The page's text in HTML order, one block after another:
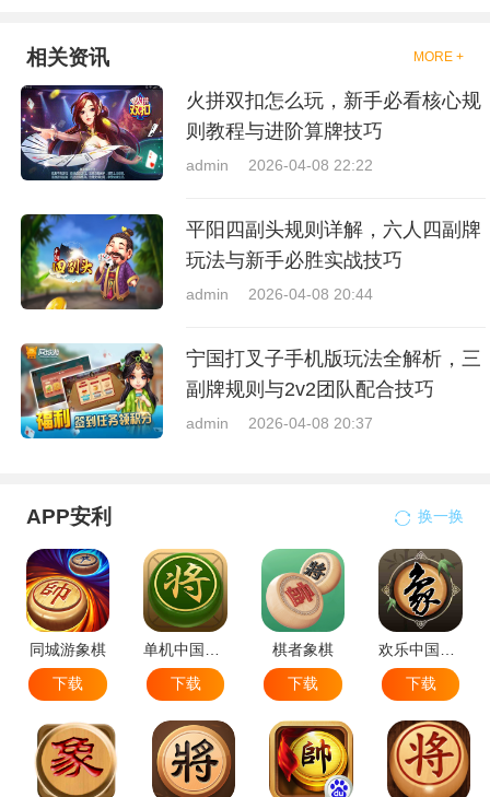
相关资讯 MORE +
火拼双扣怎么玩，新手必看核心规
则教程与进阶算牌技巧
admin 2026-04-08 22:22
平阳四副头规则详解，六人四副牌
玩法与新手必胜实战技巧
admin 2026-04-08 20:44
宁国打叉子手机版玩法全解析，三
副牌规则与2v2团队配合技巧
admin 2026-04-08 20:37
APP安利 换一换
同城游象棋
下载
单机中国象棋
下载
棋者象棋
下载
欢乐中国象棋
下载